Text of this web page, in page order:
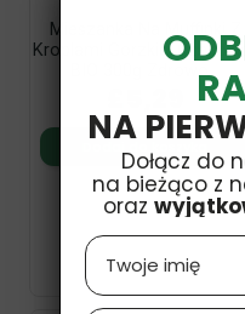
Mieszanka Na Muffinki Z
Kroplami Gorzkiej
BIO 300g Zdrowo...
NA
Dołącz do
na bieżąco z
oraz
Name